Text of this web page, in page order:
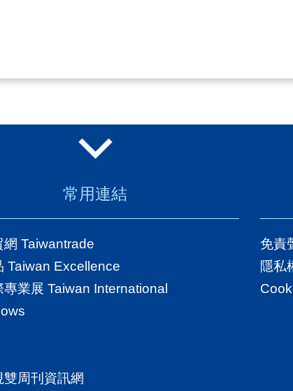
常用連結
網 Taiwantrade
Taiwan Excellence
專業展 Taiwan International
雙周刊資訊網
免責
隱私